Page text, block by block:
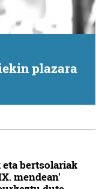
plazara
eta bertsolariak
mendean'